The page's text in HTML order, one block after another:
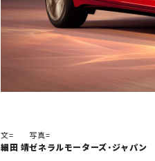
文=
細田 靖
写真=
ゼネラルモーターズ・ジャパン